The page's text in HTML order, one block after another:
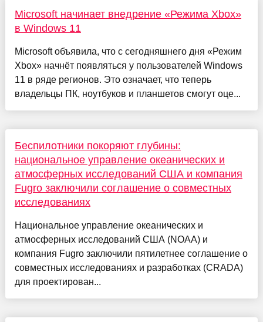
Microsoft начинает внедрение «Режима Xbox»
в Windows 11
Microsoft объявила, что с сегодняшнего дня «Режим
Xbox» начнёт появляться у пользователей Windows
11 в ряде регионов. Это означает, что теперь
владельцы ПК, ноутбуков и планшетов смогут оце...
Беспилотники покоряют глубины:
национальное управление океанических и
атмосферных исследований США и компания
Fugro заключили соглашение о совместных
исследованиях
Национальное управление океанических и
атмосферных исследований США (NOAA) и
компания Fugro заключили пятилетнее соглашение о
совместных исследованиях и разработках (CRADA)
для проектирован...